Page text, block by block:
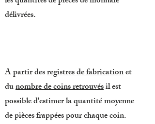
délivrées.
A partir desregistres de fabricationet
dunombre de coins retrouvésil est
possible d'estimer la quantité moyenne
de pièces frappées pour chaque coin.